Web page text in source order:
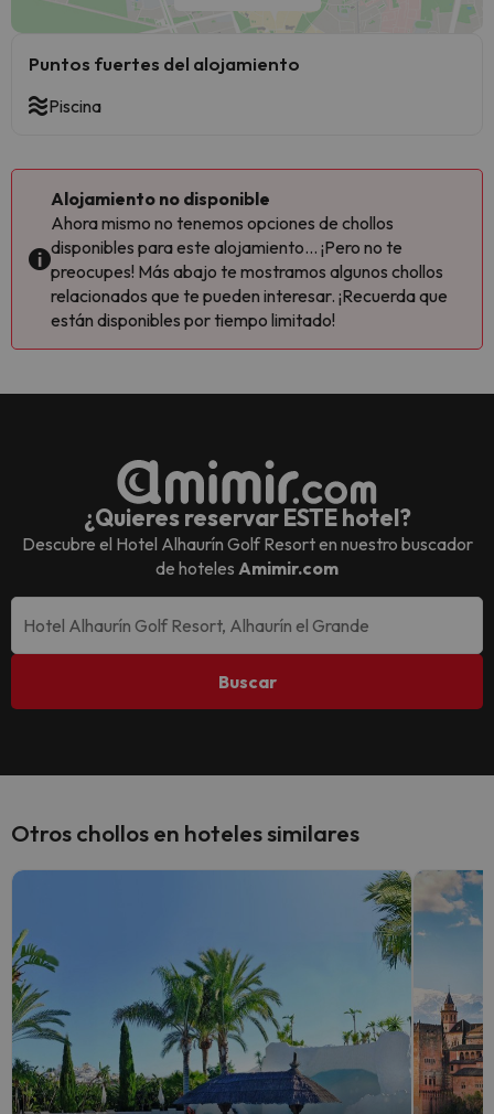
Puntos fuertes del alojamiento
Piscina
Alojamiento no disponible
Ahora mismo no tenemos opciones de chollos
disponibles para este alojamiento... ¡Pero no te
preocupes! Más abajo te mostramos algunos chollos
relacionados que te pueden interesar. ¡Recuerda que
están disponibles por tiempo limitado!
¿Quieres reservar ESTE hotel?
Descubre el Hotel Alhaurín Golf Resorten nuestro buscador
de hoteles Amimir.com
Buscar
Otros chollos en hoteles similares